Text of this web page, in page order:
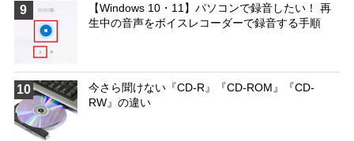
9
【Windows 10・11】パソコンで録音したい！ 再
生中の音声をボイスレコーダーで録音する手順
10
今さら聞けない『CD-R』『CD-ROM』『CD-
RW』の違い